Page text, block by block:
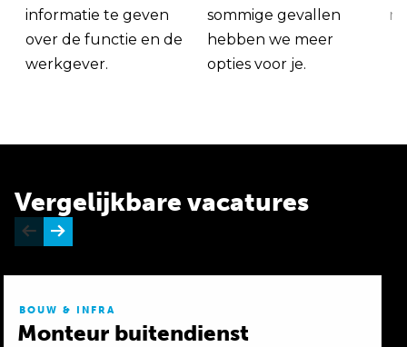
informatie te geven
over de functie en de
werkgever.
sommige gevallen
hebben we meer
opties voor je.
Vergelijkbare vacatures
BOUW & INFRA
Monteur buitendienst